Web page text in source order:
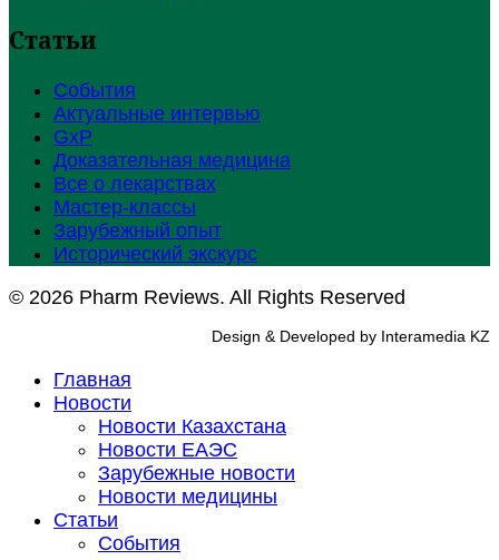
Статьи
События
Актуальные интервью
GxP
Доказательная медицина
Все о лекарствах
Мастер-классы
Зарубежный опыт
Исторический экскурс
© 2026 Pharm Reviews. All Rights Reserved
Design & Developed by Interamedia KZ
Главная
Новости
Новости Казахстана
Новости ЕАЭС
Зарубежные новости
Новости медицины
Статьи
События